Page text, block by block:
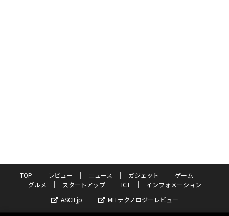
TOP レビュー ニュース ガジェット
ゲーム
グルメ
スタートアップ ICT
インフォメーション
ASCII.jp
MITテクノロジーレビュー